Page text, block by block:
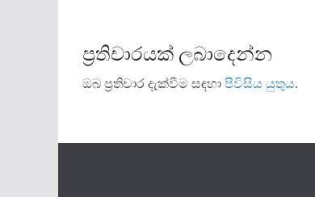
ප්‍රතිචාරයක් ලබාදෙන්න
ඔබ ප්‍රතිචාර දැක්වීම සඳහාපිවිසිය යුතුය.